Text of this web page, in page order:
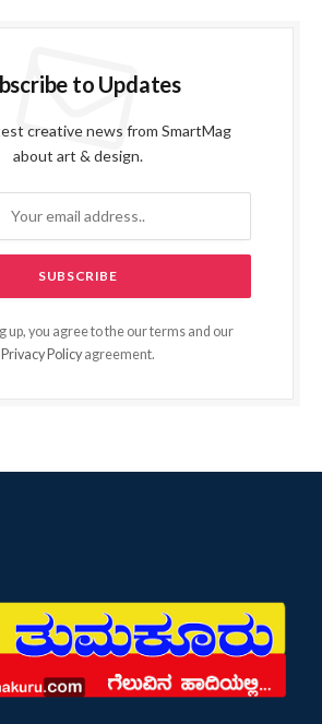
to Updates
creative news from SmartMag
about art & design.
up, you agree to the our terms and our
Privacy Policy agreement.